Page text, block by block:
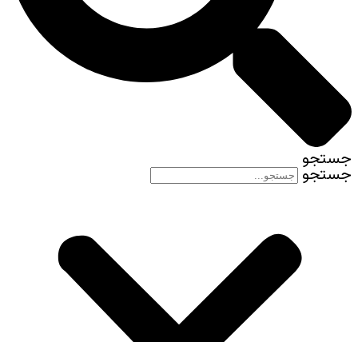
جستجو
جستجو